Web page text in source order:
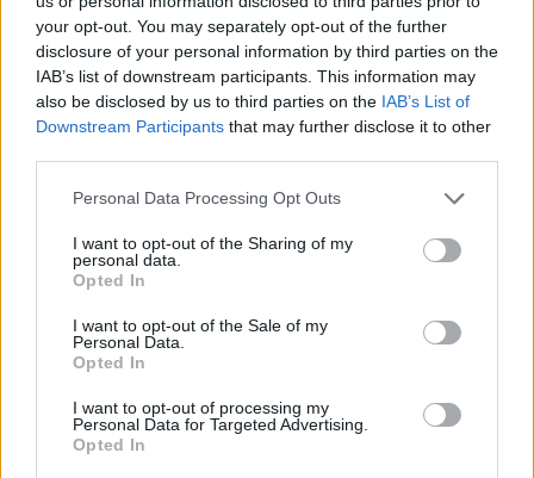
your opt-out. You may separately opt-out of the further
disclosure of your personal information by third parties on the
IAB’s list of downstream participants. This information may
also be disclosed by us to third parties on the IAB’s List of
Downstream Participants that may further disclose it to other
Personal Data Processing Opt Outs
I want to opt-out of the Sharing of my
personal data.
Opted In
I want to opt-out of the Sale of my
Personal Data.
Opted In
I want to opt-out of processing my
Personal Data for Targeted Advertising.
Opted In
Ακολουθήστε το E-Radio.gr στο Google News
και μάθετε πρώτοιτα πιο hot νέα .
Για ακόμη περισσότερα νέα , μπείτε στην ροή
ειδήσεωντου E-Daily.gr